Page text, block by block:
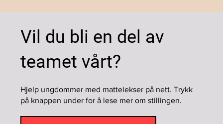
Vil du bli en del av
teamet vårt?
Hjelp ungdommer med mattelekser på nett. Trykk
på knappen under for å lese mer om stillingen.